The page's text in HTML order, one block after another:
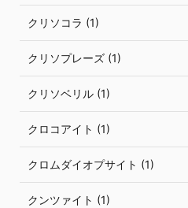
クリソコラ (1)
クリソプレーズ (1)
クリソベリル (1)
クロコアイト (1)
クロムダイオプサイト (1)
クンツァイト (1)